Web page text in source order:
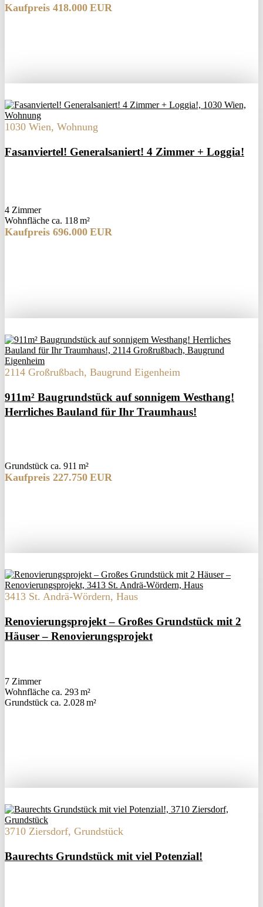
Kaufpreis 418.000 EUR
1030 Wien, Wohnung
Fasanviertel! Generalsaniert! 4 Zimmer + Loggia!
4 Zimmer
Wohnfläche ca. 118 m²
Kaufpreis 696.000 EUR
2114 Großrußbach, Baugrund Eigenheim
911m² Baugrundstück auf sonnigem Westhang!
Herrliches Bauland für Ihr Traumhaus!
Grund­stück ca. 911 m²
Kaufpreis 227.750 EUR
3413 St. Andrä-Wördern, Haus
Renovierungsprojekt – Großes Grundstück mit 2
Häuser – Renovierungsprojekt
7 Zimmer
Wohnfläche ca. 293 m²
Grund­stück ca. 2.028 m²
3710 Ziersdorf, Grundstück
Baurechts Grundstück mit viel Potenzial!